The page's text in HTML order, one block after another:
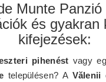
Munte Panzió
és gyakran
kifejezések:
pihenést vagy
településen? A Vălenii